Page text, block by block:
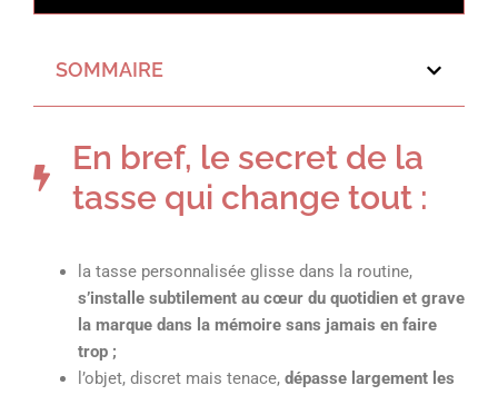
SOMMAIRE
En bref, le secret de la
tasse qui change tout :
la tasse personnalisée glisse dans la routine,
s’installe subtilement au cœur du quotidien et grave
la marque dans la mémoire sans jamais en faire
trop ;
l’objet, discret mais tenace, dépasse largement les